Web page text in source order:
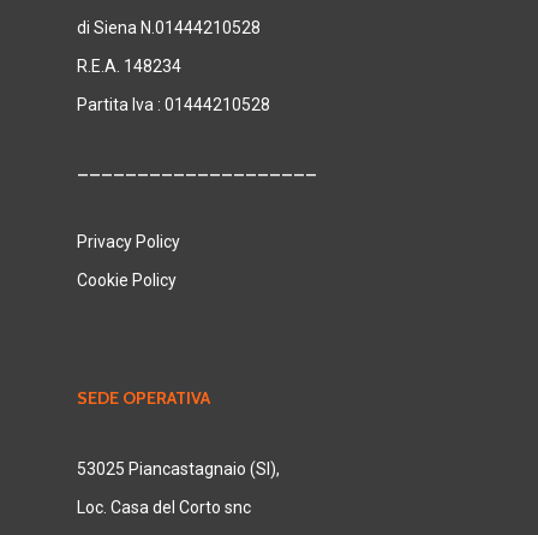
di Siena N.01444210528
R.E.A. 148234
Partita Iva : 01444210528
Privacy Policy
Cookie Policy
SEDE OPERATIVA
53025 Piancastagnaio (SI),
Loc. Casa del Corto snc